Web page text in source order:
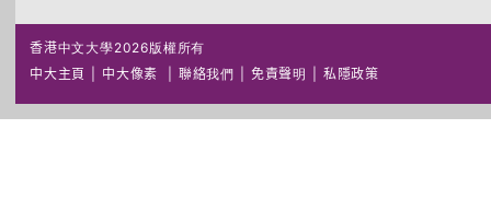
香港中文大學2026版權所有
中大主頁
中大像素 聯絡我們 免責聲明 私隱政策